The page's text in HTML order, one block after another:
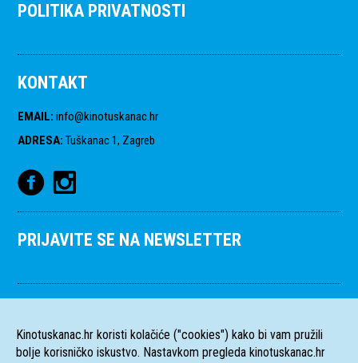
POLITIKA PRIVATNOSTI
KONTAKT
EMAIL: info@kinotuskanac.hr
ADRESA: Tuškanac 1, Zagreb
PRIJAVITE SE NA NEWSLETTER
Kinotuskanac.hr koristi kolačiće ("cookies") kako bi vam pružili
bolje korisničko iskustvo. Nastavkom pregleda kinotuskanac.hr